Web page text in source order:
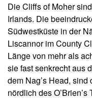
Die Cliffs of Moher
Irlands. Die
Südwestküste in der
Liscannor im County
Länge von mehr als
sie fast senkrecht aus
dem Nag’s Head,
nördlich des